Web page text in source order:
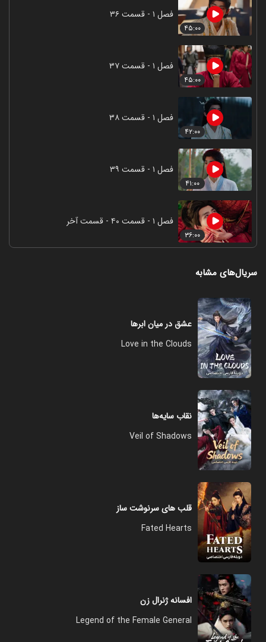
۴۵:۰۰
فصل ۱ - قسمت ۳۶
۴۵:۰۰
فصل ۱ - قسمت ۳۷
۴۲:۰۰
فصل ۱ - قسمت ۳۸
۴۱:۰۰
فصل ۱ - قسمت ۳۹
۳۶:۰۰
فصل ۱ - قسمت ۴۰ - قسمت آخر
سریال‌های مشابه
عشق در میان ابرها
Love in the Clouds
نقاب سایه‌ها
Veil of Shadows
قلب های سرنوشت ساز
Fated Hearts
افسانه ژنرال زن
Legend of the Female General